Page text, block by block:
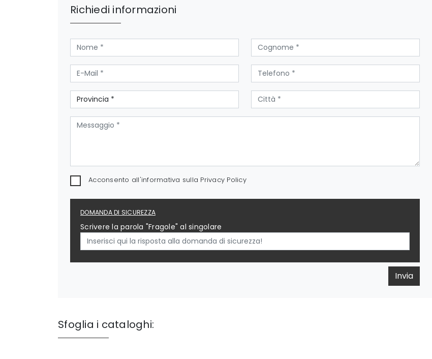
Richiedi informazioni
Acconsento all'informativa sulla Privacy Policy
DOMANDA DI SICUREZZA
Scrivere la parola "Fragole" al singolare
Invia
Sfoglia i cataloghi: